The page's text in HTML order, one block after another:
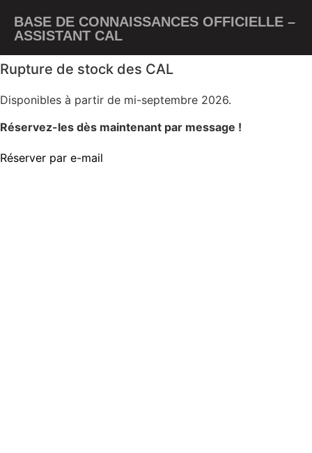
BASE DE CONNAISSANCES OFFICIELLE –
ASSISTANT CAL
Rupture de stock des CAL
Disponibles à partir de mi-septembre 2026.
Réservez-les dès maintenant par message !
Réserver par e-mail